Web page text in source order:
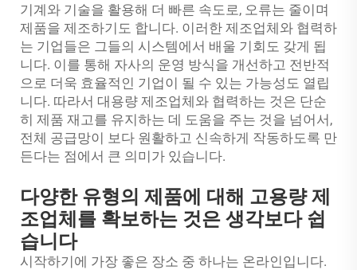
기계와 기술을 활용해 더 빠른 속도로, 오류는 줄이며
제품을 제조하기도 합니다. 이러한 제조업체와 협력하
는 기업들은 그들의 시스템에서 배울 기회도 갖게 됩
니다. 이를 통해 자사의 운영 방식을 개선하고 전반적
으로 더욱 효율적인 기업이 될 수 있는 가능성도 열립
니다. 따라서 대용량 제조업체와 협력하는 것은 단순
히 제품 재고를 유지하는 데 도움을 주는 것을 넘어서,
전체 공급망이 보다 원활하고 신속하게 작동하도록 만
든다는 점에서 큰 의미가 있습니다.
다양한 유형의 제품에 대해 고용량 제
조업체를 확보하는 것은 생각보다 쉽
습니다
시작하기에 가장 좋은 장소 중 하나는 온라인입니다.